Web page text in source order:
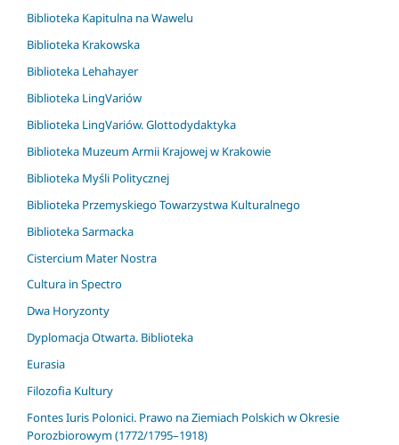
Biblioteka Kapitulna na Wawelu
Biblioteka Krakowska
Biblioteka Lehahayer
Biblioteka LingVariów
Biblioteka LingVariów. Glottodydaktyka
Biblioteka Muzeum Armii Krajowej w Krakowie
Biblioteka Myśli Politycznej
Biblioteka Przemyskiego Towarzystwa Kulturalnego
Biblioteka Sarmacka
Cistercium Mater Nostra
Cultura in Spectro
Dwa Horyzonty
Dyplomacja Otwarta. Biblioteka
Eurasia
Filozofia Kultury
Fontes Iuris Polonici. Prawo na Ziemiach Polskich w Okresie
Porozbiorowym (1772/1795–1918)